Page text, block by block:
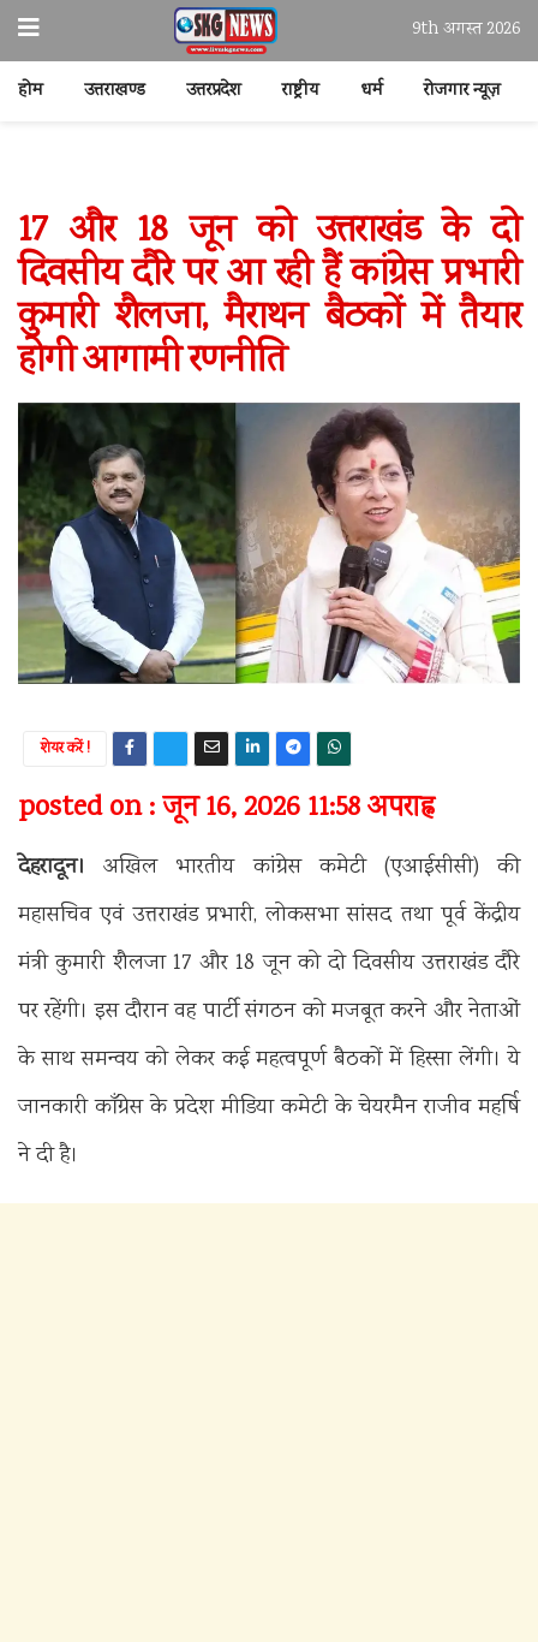
9th अगस्त 2026
होम उत्तराखण्ड उत्तरप्रदेश राष्ट्रीय धर्म रोजगार न्यूज़
17 और 18 जून को उत्तराखंड के दो
दिवसीय दौरे पर आ रही हैं कांग्रेस प्रभारी
कुमारी शैलजा, मैराथन बैठकों में तैयार
होगी आगामी रणनीति
शेयर करें !
posted on : जून 16, 2026 11:58 अपराह्न
देहरादून।अखिल भारतीय कांग्रेस कमेटी (एआईसीसी) की
महासचिव एवं उत्तराखंड प्रभारी, लोकसभा सांसद तथा पूर्व केंद्रीय
मंत्री कुमारी शैलजा 17 और 18 जून को दो दिवसीय उत्तराखंड दौरे
पर रहेंगी। इस दौरान वह पार्टी संगठन को मजबूत करने और नेताओं
के साथ समन्वय को लेकर कई महत्वपूर्ण बैठकों में हिस्सा लेंगी। ये
जानकारी कॉंग्रेस के प्रदेश मीडिया कमेटी के चेयरमैन राजीव महर्षि
ने दी है।